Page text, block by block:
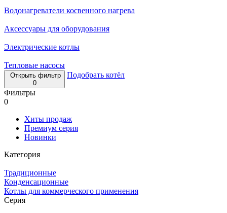
Водонагреватели косвенного нагрева
Аксессуары для оборудования
Электрические котлы
Тепловые насосы
Открыть фильтр
0
Подобрать котёл
Фильтры
0
Хиты продаж
Премиум серия
Новинки
Категория
Традиционные
Конденсационные
Котлы для коммерческого применения
Серия